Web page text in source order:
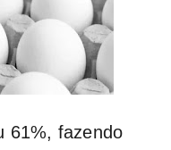
61%, fazendo